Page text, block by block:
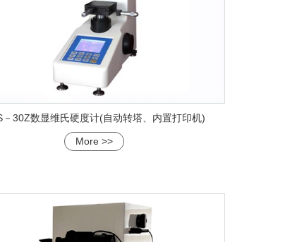
－30Z数显维氏硬度计(自动转塔、内置打印机)
More >>